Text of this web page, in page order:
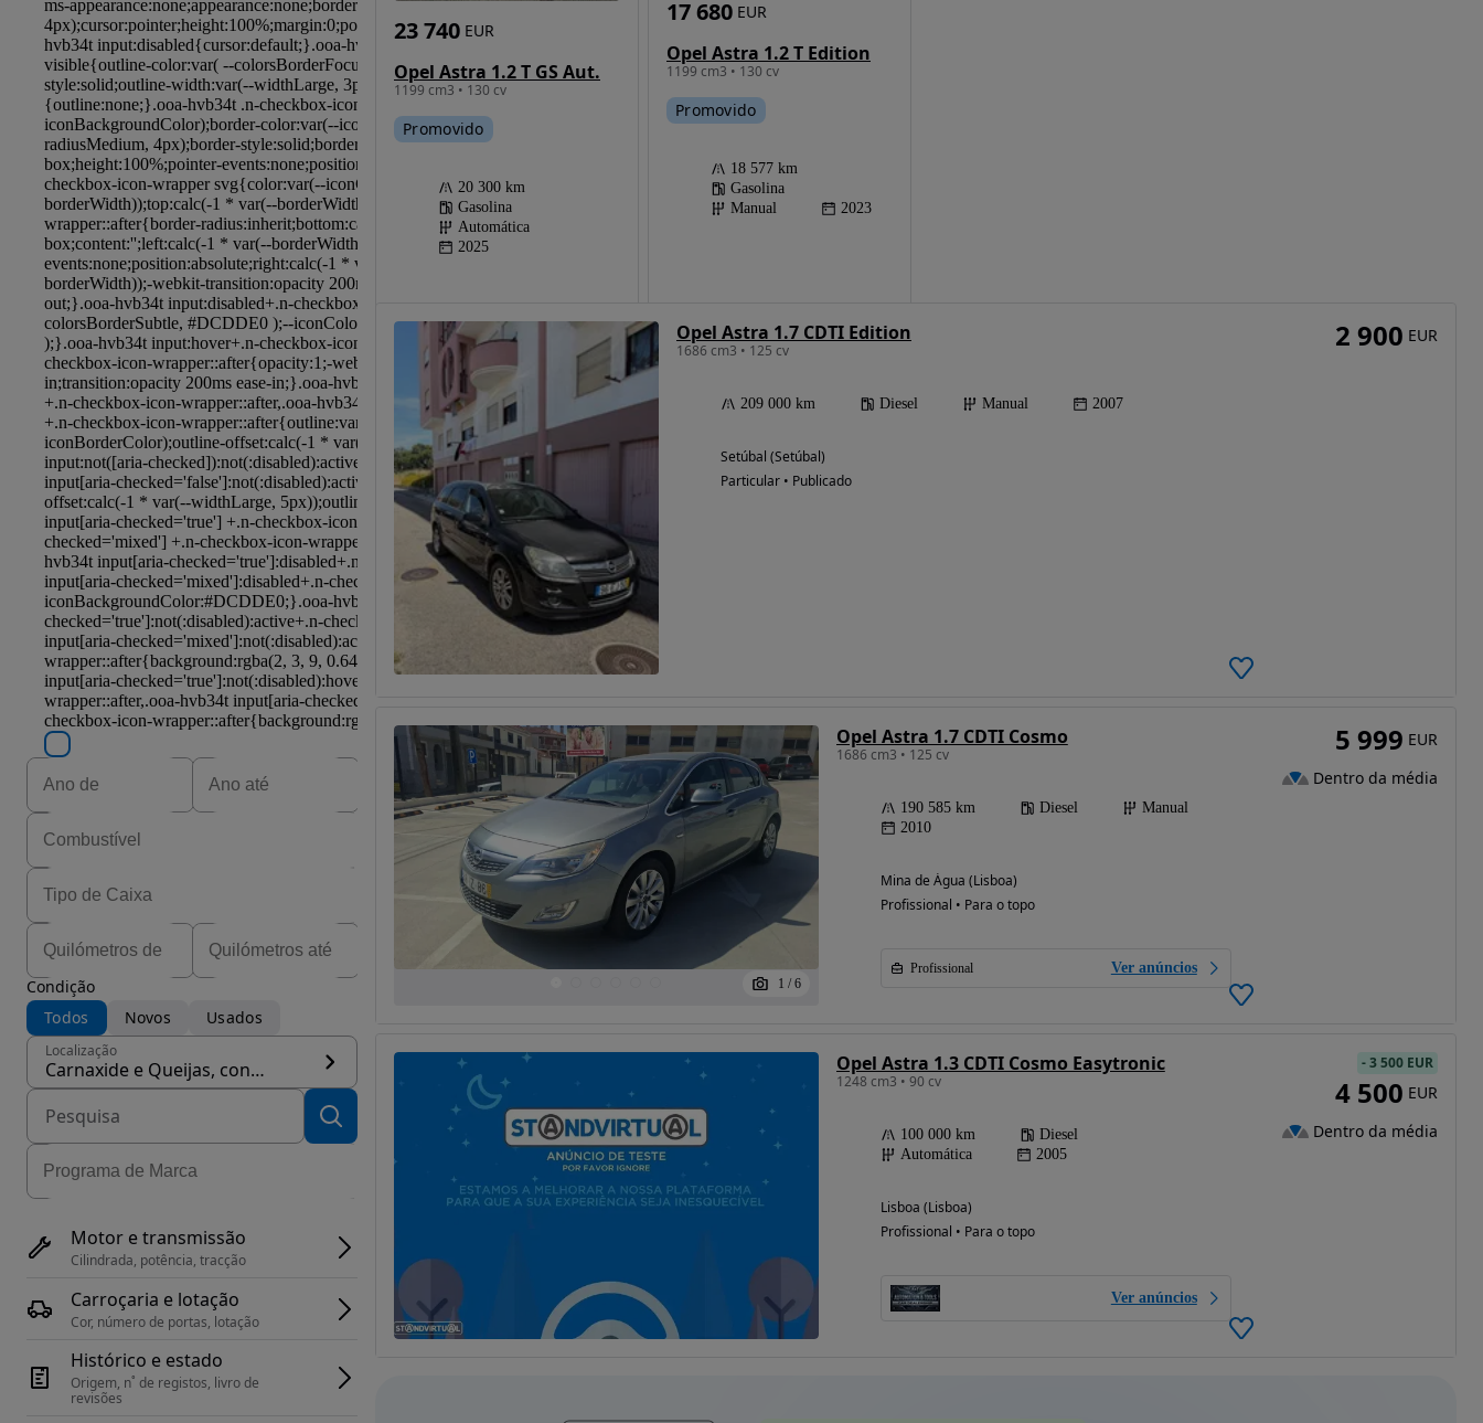
Condição
Todos
Novos Usados
Localização
Carnaxide e Queijas, concelho Oeiras
Motor e transmissão
Cilindrada, potência, tracção
Carroçaria e lotação
Cor, número de portas, lotação
Histórico e estado
Origem, n˚ de registos, livro de
revisões
Opel Astra 1.2 T GS Aut.
1199 cm3 • 130 cv
23 740 EUR
Promovido
20 300 km
Gasolina
Automática
2025
Opel Astra 1.2 T Edition
1199 cm3 • 130 cv
17 680 EUR
Promovido
18 577 km
Gasolina
Manual
2023
Opel Astra 1.7 CDTI Edition
1686 cm3 • 125 cv
209 000 km Diesel Manual 2007
Setúbal (Setúbal)
Particular • Publicado
2 900 EUR
1 / 6
Opel Astra 1.7 CDTI Cosmo
1686 cm3 • 125 cv
190 585 km Diesel
Manual
2010
Mina de Água (Lisboa)
Profissional • Para o topo
Profissional Ver anúncios
5 999 EUR
Dentro da média
Opel Astra 1.3 CDTI Cosmo Easytronic
1248 cm3 • 90 cv
100 000 km
Diesel
Automática
2005
Lisboa (Lisboa)
Profissional • Para o topo
Ver anúncios
-3 500 EUR
4 500 EUR
Dentro da média